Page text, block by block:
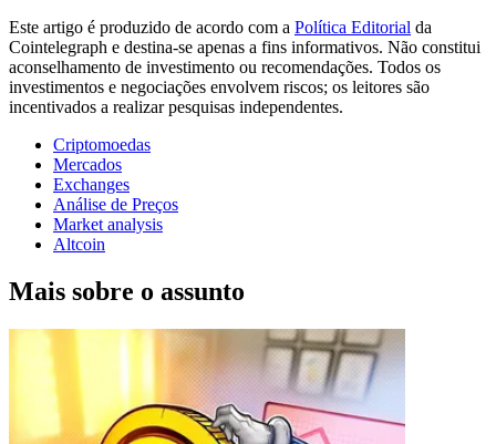
Este artigo é produzido de acordo com a Política Editorial da
Cointelegraph e destina-se apenas a fins informativos. Não constitui
aconselhamento de investimento ou recomendações. Todos os
investimentos e negociações envolvem riscos; os leitores são
incentivados a realizar pesquisas independentes.
Criptomoedas
Mercados
Exchanges
Análise de Preços
Market analysis
Altcoin
Mais sobre o assunto